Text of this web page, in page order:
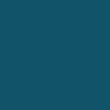
60.000€